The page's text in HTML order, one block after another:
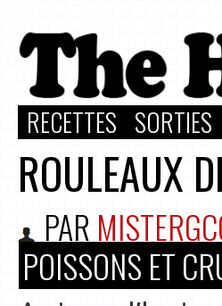
RECETTES SORTIES
ROULEAUX
PAR
POISSONS ET